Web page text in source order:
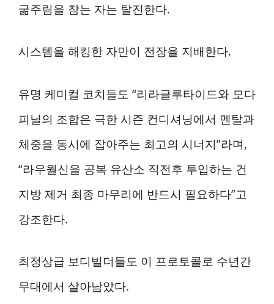
굶주림을 참는 자는 탈진한다.
시스템을 해킹한 자만이 전장을 지배한다.
유명 케미컬 코치들도 “리라글루타이드와 모다
피닐의 조합은 극한 시즌 컨디셔닝에서 멘탈과
체중을 동시에 잡아주는 최고의 시너지”라며,
“라우월신을 공복 유산소 직전후 투입하는 건
지방 제거 최종 마무리에 반드시 필요하다”고
강조한다.
최정상급 보디빌더들도 이 프로토콜로 수년간
무대에서 살아남았다.